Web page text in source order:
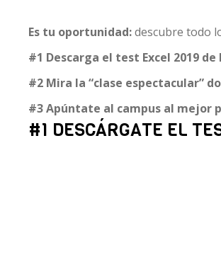
Es tu oportunidad:descubre todo
#1 Descarga el test Excel 2019 de
#2 Mira la “clase espectacular”
#3 Apúntate al campus al mejor
#1 DESCÁRGATE EL